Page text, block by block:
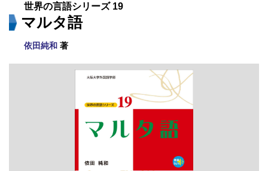
世界の言語シリーズ 19
マルタ語
依田純和 著